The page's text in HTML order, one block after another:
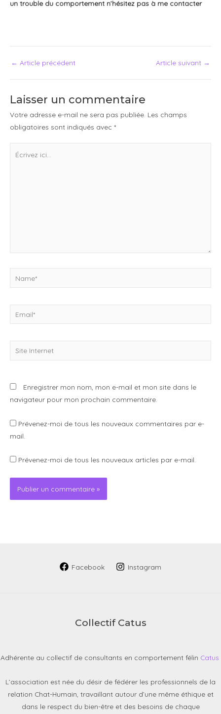
un trouble du comportement n’hésitez pas à me contacter
← Article précédent Article suivant →
Laisser un commentaire
Votre adresse e-mail ne sera pas publiée. Les champs
obligatoires sont indiqués avec *
Internet
Enregistrer mon nom, mon e-mail et mon site dans le
navigateur pour mon prochain commentaire.
Prévenez-moi de tous les nouveaux commentaires par e-
mail.
Prévenez-moi de tous les nouveaux articles par e-mail.
Facebook Instagram
Collectif Catus
Adhérente au collectif de consultants en comportement félin Catus
L’association est née du désir de fédérer les professionnels de la
relation Chat-Humain, travaillant autour d’une même éthique et
dans le respect du bien-être et des besoins de chaque